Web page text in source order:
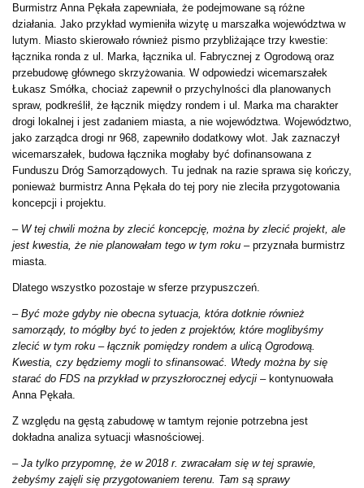
Burmistrz Anna Pękała zapewniała, że podejmowane są różne
działania. Jako przykład wymieniła wizytę u marszałka województwa w
lutym. Miasto skierowało również pismo przybliżające trzy kwestie:
łącznika ronda z ul. Marka, łącznika ul. Fabrycznej z Ogrodową oraz
przebudowę głównego skrzyżowania. W odpowiedzi wicemarszałek
Łukasz Smółka, chociaż zapewnił o przychylności dla planowanych
spraw, podkreślił, że łącznik między rondem i ul. Marka ma charakter
drogi lokalnej i jest zadaniem miasta, a nie województwa. Województwo,
jako zarządca drogi nr 968, zapewniło dodatkowy wlot. Jak zaznaczył
wicemarszałek, budowa łącznika mogłaby być dofinansowana z
Funduszu Dróg Samorządowych. Tu jednak na razie sprawa się kończy,
ponieważ burmistrz Anna Pękała do tej pory nie zleciła przygotowania
koncepcji i projektu.
– W tej chwili można by zlecić koncepcję, można by zlecić projekt, ale
jest kwestia, że nie planowałam tego w tym roku – przyznała burmistrz
miasta.
Dlatego wszystko pozostaje w sferze przypuszczeń.
– Być może gdyby nie obecna sytuacja, która dotknie również
samorządy, to mógłby być to jeden z projektów, które moglibyśmy
zlecić w tym roku – łącznik pomiędzy rondem a ulicą Ogrodową.
Kwestia, czy będziemy mogli to sfinansować. Wtedy można by się
starać do FDS na przykład w przyszłorocznej edycji –kontynuowała
Anna Pękała.
Z względu na gęstą zabudowę w tamtym rejonie potrzebna jest
dokładna analiza sytuacji własnościowej.
– Ja tylko przypomnę, że w 2018 r. zwracałam się w tej sprawie,
żebyśmy zajęli się przygotowaniem terenu. Tam są sprawy